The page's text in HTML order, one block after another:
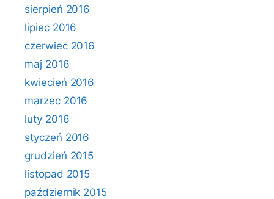
sierpień 2016
lipiec 2016
czerwiec 2016
maj 2016
kwiecień 2016
marzec 2016
luty 2016
styczeń 2016
grudzień 2015
listopad 2015
październik 2015